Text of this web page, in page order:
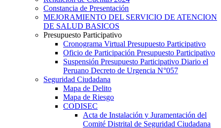
Constancia de Presentación
MEJORAMIENTO DEL SERVICIO DE ATENCION
DE SALUD BASICOS
Presupuesto Participativo
Cronograma Virtual Presupuesto Participativo
Oficio de Participación Presupuesto Participativo
Suspensión Presupuesto Participativo Diario el
Peruano Decreto de Urgencia N°057
Seguridad Ciudadana
Mapa de Delito
Mapa de Riesgo
CODISEC
Acta de Instalación y Juramentación del
Comité Distrital de Seguridad Ciudadana